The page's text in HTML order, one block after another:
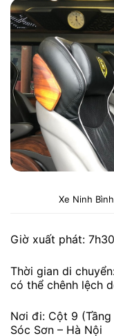
Xe Ninh
Giờ xuất phát:
Thời gian di
có thể chênh lệch
Nơi đi: Cột 9 (Tầng
Sóc Sơn – Hà Nội